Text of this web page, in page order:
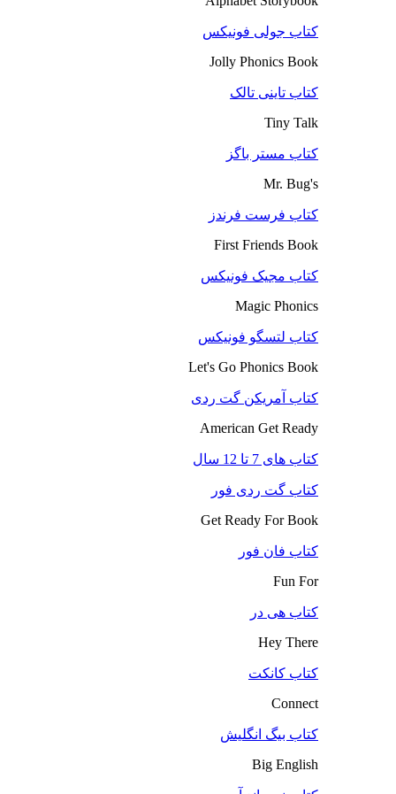
کتاب جولی فونیکس
Jolly Phonics Book
کتاب تاینی تالک
Tiny Talk
کتاب مستر باگز
Mr. Bug's
کتاب فرست فرندز
First Friends Book
کتاب مجیک فونیکس
Magic Phonics
کتاب لتسگو فونیکس
Let's Go Phonics Book
کتاب آمریکن گت ردی
American Get Ready
کتاب های 7 تا 12 سال
کتاب گت ردی فور
Get Ready For Book
کتاب فان فور
Fun For
کتاب هی در
Hey There
کتاب کانکت
Connect
کتاب بیگ انگلیش
Big English